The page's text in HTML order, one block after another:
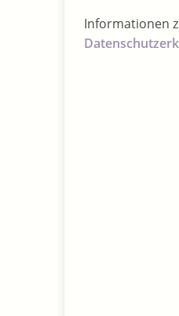
Informationen